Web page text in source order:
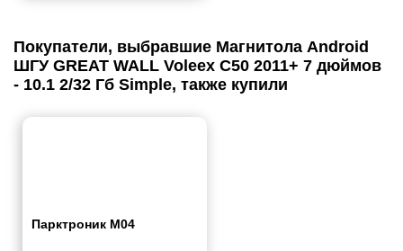
Покупатели, выбравшие Магнитола Android
ШГУ GREAT WALL Voleex C50 2011+ 7 дюймов
- 10.1 2/32 Гб Simple, также купили
Парктроник M04